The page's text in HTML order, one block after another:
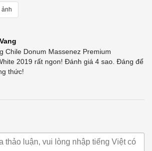
ảnh
Chile Donum Massenez Premium
2019 rất ngon! Đánh giá 4 sao. Đáng để
thức!